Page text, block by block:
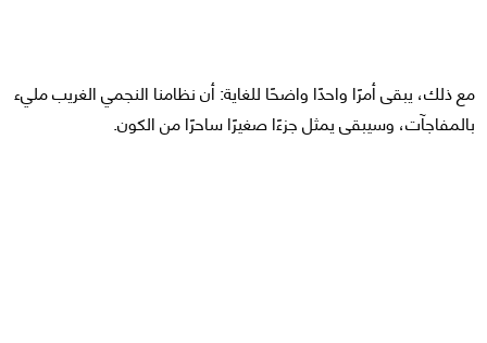
مع ذلك، يبقى أمرًا واحدًا واضحًا للغاية: أن نظامنا النجمي الغريب مليء
بالمفاجآت، وسيبقى يمثل جزءًا صغيرًا ساحرًا من الكون.